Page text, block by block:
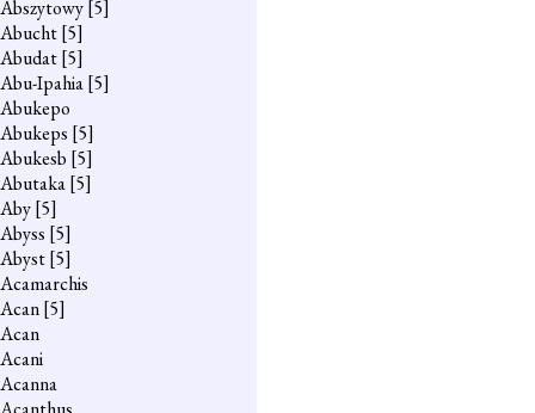
Abszytowy[5]
Abucht[5]
Abudat[5]
Abu-Ipahia[5]
Abukepo
Abukeps [5]
Abukesb [5]
Abutaka[5]
Aby[5]
Abyss [5]
Abyst[5]
Acamarchis
Acan[5]
Acan
Acani
Acanna